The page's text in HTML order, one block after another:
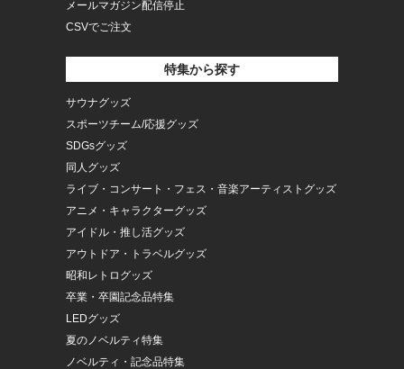
メールマガジン配信停止
CSVでご注文
特集から探す
サウナグッズ
スポーツチーム/応援グッズ
SDGsグッズ
同人グッズ
ライブ・コンサート・フェス・音楽アーティストグッズ
アニメ・キャラクターグッズ
アイドル・推し活グッズ
アウトドア・トラベルグッズ
昭和レトログッズ
卒業・卒園記念品特集
LEDグッズ
夏のノベルティ特集
ノベルティ・記念品特集